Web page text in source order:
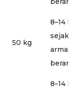
50 kg
8–14 hari
sejak
armada
8–14 hari